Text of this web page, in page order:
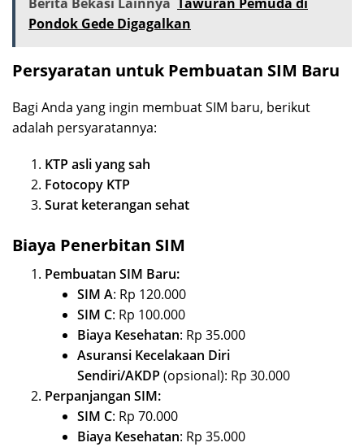
Pondok Gede Digagalkan
Persyaratan untuk Pembuatan SIM Baru
Bagi Anda yang ingin membuat SIM baru, berikut
adalah persyaratannya:
KTP asli yang sah
Fotocopy KTP
Surat keterangan sehat
Biaya Penerbitan SIM
Pembuatan SIM Baru:
SIM A: Rp 120.000
SIM C: Rp 100.000
Biaya Kesehatan: Rp 35.000
Asuransi Kecelakaan Diri
Sendiri/AKDP (opsional): Rp 30.000
Perpanjangan SIM:
SIM C: Rp 70.000
Biaya Kesehatan: Rp 35.000